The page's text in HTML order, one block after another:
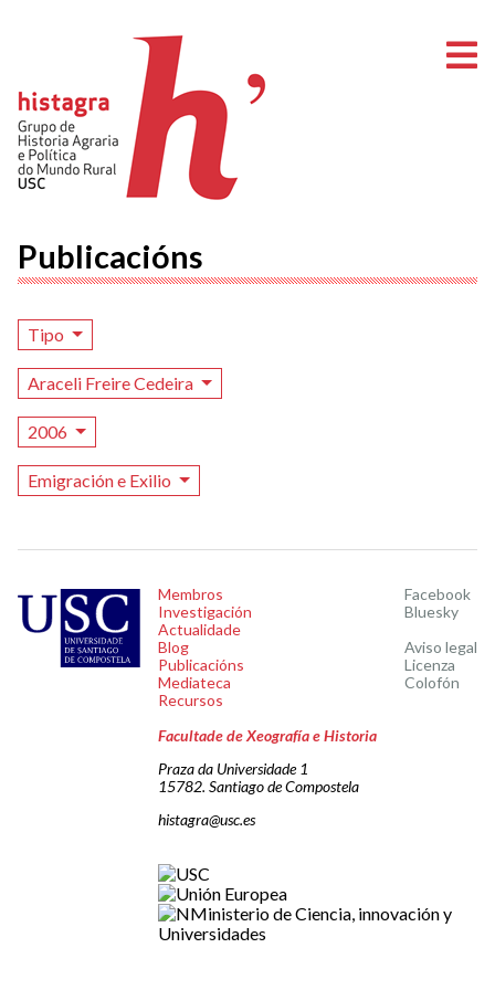
Publicacións
Tipo
Araceli Freire Cedeira
2006
Emigración e Exilio
Membros
Investigación
Actualidade
Blog
Publicacións
Mediateca
Recursos
Facebook
Bluesky
Aviso legal
Licenza
Colofón
Facultade de Xeografía e Historia
Praza da Universidade 1
15782. Santiago de Compostela
histagra@usc.es